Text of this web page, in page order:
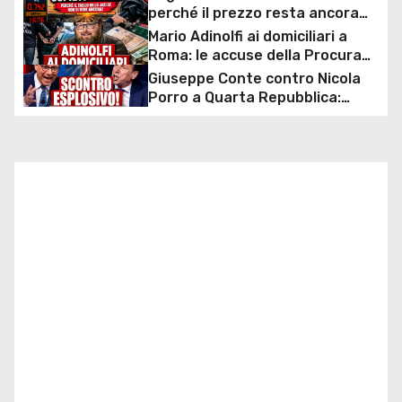
z
i
o
perché il prezzo resta ancora
sopra i 2 euro nonostante lo
sconto deciso dal Governo
Mario Adinolfi ai domiciliari a
Roma: le accuse della Procura
sulla presunta truffa milionaria
e l’inchiesta sulla “scommessa
collettiva”
Giuseppe Conte contro Nicola
Porro a Quarta Repubblica: